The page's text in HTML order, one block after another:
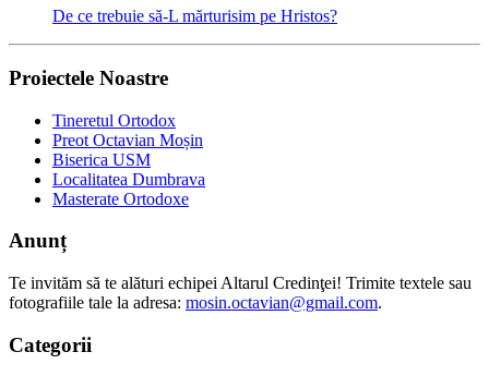
De ce trebuie să-L mărturisim pe Hristos?
Proiectele Noastre
Tineretul Ortodox
Preot Octavian Moșin
Biserica USM
Localitatea Dumbrava
Masterate Ortodoxe
Anunț
Te invităm să te alături echipei Altarul Credinţei! Trimite textele sau
fotografiile tale la adresa: mosin.octavian@gmail.com.
Categorii